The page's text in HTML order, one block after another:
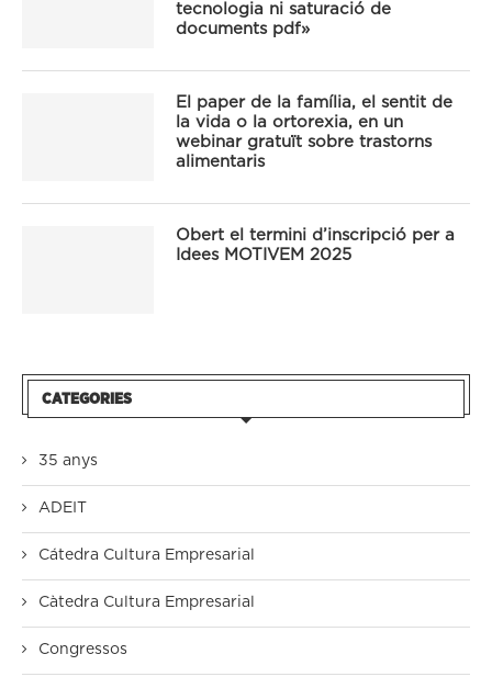
tecnologia ni saturació de
documents pdf»
El paper de la família, el sentit de
la vida o la ortorexia, en un
webinar gratuït sobre trastorns
alimentaris
Obert el termini d’inscripció per a
Idees MOTIVEM 2025
CATEGORIES
35 anys
ADEIT
Cátedra Cultura Empresarial
Càtedra Cultura Empresarial
Congressos